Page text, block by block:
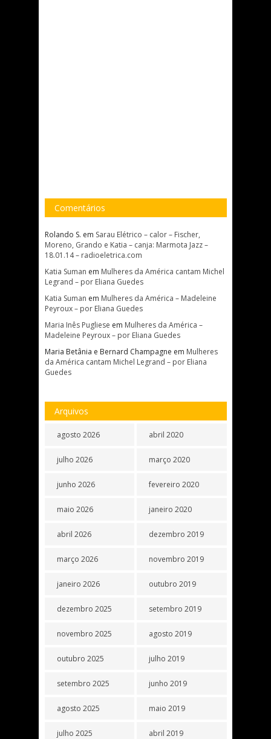
Comentários
Rolando S. em Sarau Elétrico – calor – Fischer,
Moreno, Grando e Katia – canja: Marmota Jazz –
18.01.14 – radioeletrica.com
Katia Suman em Mulheres da América cantam Michel
Legrand – por Eliana Guedes
Katia Suman em Mulheres da América – Madeleine
Peyroux – por Eliana Guedes
Maria Inês Pugliese em Mulheres da América –
Madeleine Peyroux – por Eliana Guedes
Maria Betânia e Bernard Champagne em Mulheres
da América cantam Michel Legrand – por Eliana
Guedes
Arquivos
agosto 2026
julho 2026
junho 2026
maio 2026
abril 2026
março 2026
janeiro 2026
dezembro 2025
novembro 2025
outubro 2025
setembro 2025
agosto 2025
julho 2025
abril 2020
março 2020
fevereiro 2020
janeiro 2020
dezembro 2019
novembro 2019
outubro 2019
setembro 2019
agosto 2019
julho 2019
junho 2019
maio 2019
abril 2019